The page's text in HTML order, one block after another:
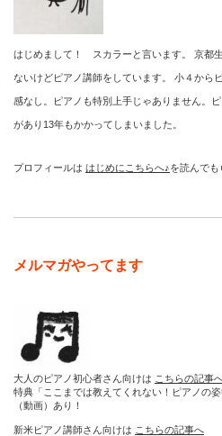
はじめまして！ スカラーと言います。 京都
ないけどピアノ講師をしています。 小４から
感なし。ピアノも特別上手じゃありません。
があり13年もかかってしまいました。
プロフィールは はじめにこちらへ♪を読んで
メルマガやってます
大人のピアノ初心者さん向けは こちらの記事
特典「ここまでは教えてくれない！ピアノの
（動画）あり！
新米ピアノ講師さん向けは こちらの記事へ